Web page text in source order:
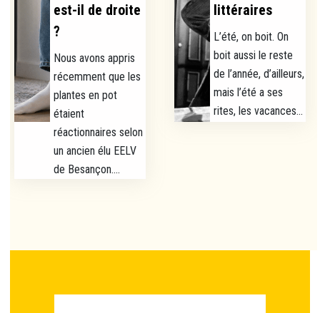
est-il de droite
?
Nous avons appris
récemment que les
plantes en pot
étaient
réactionnaires selon
un ancien élu EELV
de Besançon....
littéraires
L’été, on boit. On
boit aussi le reste
de l’année, d’ailleurs,
mais l’été a ses
rites, les vacances...